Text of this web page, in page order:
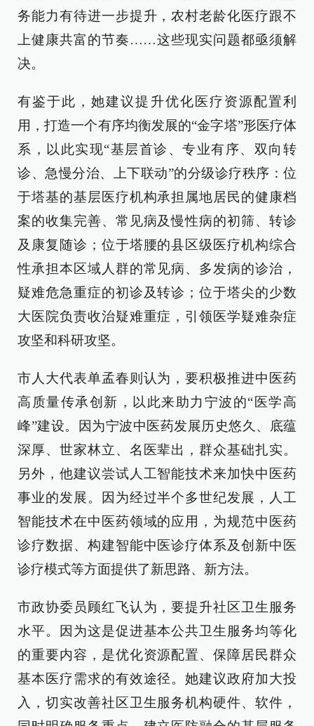
务能力有待进一步提升，农村老龄化医疗跟不
上健康共富的节奏……这些现实问题都亟须解
决。
有鉴于此，她建议提升优化医疗资源配置利
用，打造一个有序均衡发展的“金字塔”形医疗体
系，以此实现“基层首诊、专业有序、双向转
诊、急慢分治、上下联动”的分级诊疗秩序：位
于塔基的基层医疗机构承担属地居民的健康档
案的收集完善、常见病及慢性病的初筛、转诊
及康复随诊；位于塔腰的县区级医疗机构综合
性承担本区域人群的常见病、多发病的诊治，
疑难危急重症的初诊及转诊；位于塔尖的少数
大医院负责收治疑难重症，引领医学疑难杂症
攻坚和科研攻坚。
市人大代表单孟春则认为，要积极推进中医药
高质量传承创新，以此来助力宁波的“医学高
峰”建设。因为宁波中医药发展历史悠久、底蕴
深厚、世家林立、名医辈出，群众基础扎实。
另外，他建议尝试人工智能技术来加快中医药
事业的发展。因为经过半个多世纪发展，人工
智能技术在中医药领域的应用，为规范中医药
诊疗数据、构建智能中医诊疗体系及创新中医
诊疗模式等方面提供了新思路、新方法。
市政协委员顾红飞认为，要提升社区卫生服务
水平。因为这是促进基本公共卫生服务均等化
的重要内容，是优化资源配置、保障居民群众
基本医疗需求的有效途径。她建议政府加大投
入，切实改善社区卫生服务机构硬件、软件，